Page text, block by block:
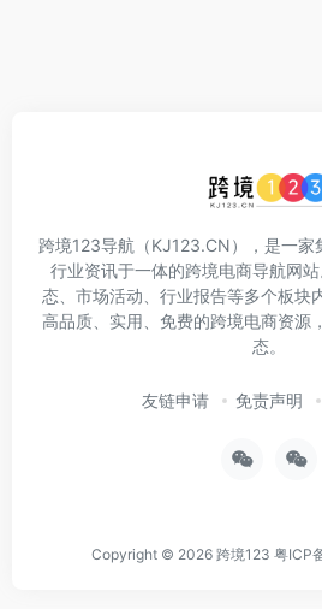
跨境123导航（KJ123.CN），是一家
行业资讯于一体的跨境电商导航网
态、市场活动、行业报告等多个板块
高品质、实用、免费的跨境电商资源
态。
友链申请 免责声明
Copyright © 2026 跨境123 粤ICP